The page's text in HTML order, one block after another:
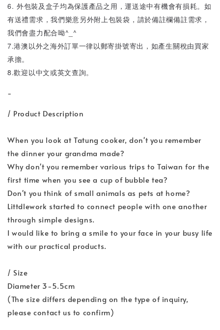
6. 外包裝及盒子均為保護產品之用，運送途中有機會有損耗。如
有送禮需求，我們樂意另外附上包裝袋，請於備註欄備註需求，
我們會盡力配合呦^_^
7.港澳以外之海外訂單一律以郵寄掛號寄出，如產生關稅由買家
承擔。
8.歡迎以中文或英文查詢。
-
/ Product Description
When you look at Tatung cooker, don't you remember
the dinner your grandma made?
Why don't you remember various trips to Taiwan for the
first time when you see a cup of bubble tea?
Don't you think of small animals as pets at home?
Littdlework started to connect people with one another
through simple designs.
I would like to bring a smile to your face in your busy life
with our practical products.
/ Size
Diameter 3-5.5cm
(The size differs depending on the type of inquiry,
please contact us to confirm)